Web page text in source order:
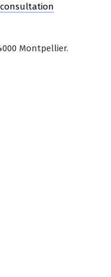
Montpellier.